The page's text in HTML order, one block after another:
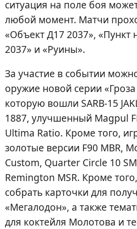
ситуация на поле боя
любой момент. Матчи
«Объект Д17 2037», «Пункт
2037» и «Руины».
За участие в событии
оружие новой серии «Гроза
которую вошли SARB-15
1887, улучшенный Magpul
Ultima Ratio. Кроме того,
золотые версии F90 MBR,
Custom, Quarter Circle 10
Remington MSR. Кроме
собрать карточки для
«Мегалодон», а также
для коктейля Молотова и